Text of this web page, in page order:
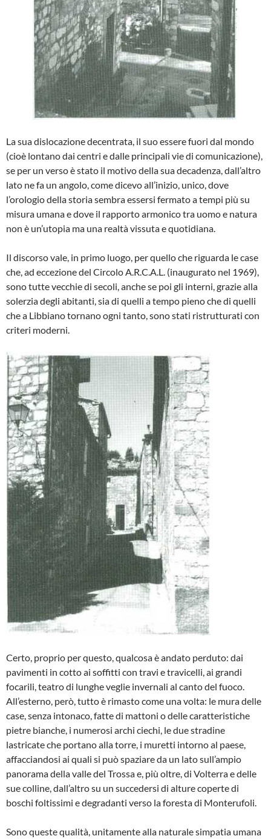
La sua dislocazione decentrata, il suo es­sere fuori dal mondo
(cioè lontano dai centri e dalle principali vie di comunica­zione),
se per un verso è stato il motivo della sua decadenza, dall’altro
lato ne fa un angolo, come dicevo all’inizio, unico, dove
l’orologio della storia sembra essersi fermato a tempi più su
misura umana e dove il rapporto armonico tra uomo e na­tura
non è un’utopia ma una realtà vis­suta e quotidiana.
Il discorso vale, in primo luogo, per quel­lo che riguarda le case
che, ad eccezio­ne del Circolo A.R.C.A.L. (inaugurato nel 1969),
sono tutte vecchie di secoli, anche se poi gli interni, grazie alla
solerzia de­gli abitanti, sia di quelli a tempo pieno che di quelli
che a Libbiano tornano ogni tan­to, sono stati ristrutturati con
criteri mo­derni.
Certo, proprio per questo, qualcosa è an­dato perduto: dai
pavimenti in cotto ai sof­fitti con travi e travicelli, ai grandi
focarili, teatro di lunghe veglie invernali al canto del fuoco.
All’esterno, però, tutto è rima­sto come una volta: le mura delle
case, senza intonaco, fatte di mattoni o delle ca­ratteristiche
pietre bianche, i numerosi ar­chi ciechi, le due stradine
lastricate che portano alla torre, i muretti intorno al pae­se,
affacciandosi ai quali si può spaziare da un lato sull’ampio
panorama della valle del Trossa e, più oltre, di Volterra e delle
sue colline, dall’altro su un succedersi di alture coperte di
boschi foltissimi e degra­danti verso la foresta di Monterufoli.
Sono queste qualità, unitamente alla na­turale simpatia umana